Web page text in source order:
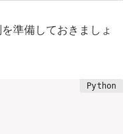
準備しておきましょ